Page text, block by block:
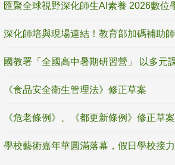
《食品安全衛生管理法》修正草案
《危老條例》、《都更新條例》修正草案